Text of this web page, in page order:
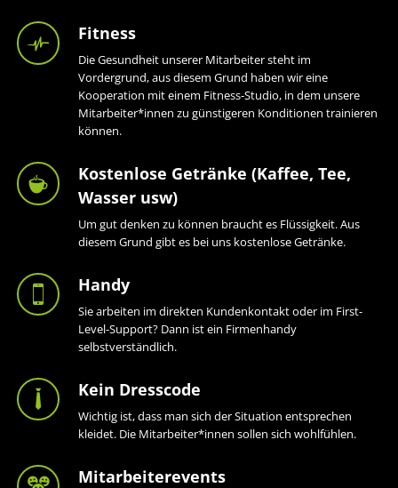
Fitness
Die Gesundheit unserer Mitarbeiter steht im
Vordergrund, aus diesem Grund haben wir eine
Kooperation mit einem Fitness-Studio, in dem unsere
Mitarbeiter*innen zu günstigeren Konditionen trainieren
können.
Kostenlose Getränke (Kaffee, Tee,
Wasser usw)
Um gut denken zu können braucht es Flüssigkeit. Aus
diesem Grund gibt es bei uns kostenlose Getränke.
Handy
Sie arbeiten im direkten Kundenkontakt oder im First-
Level-Support? Dann ist ein Firmenhandy
selbstverständlich.
Kein Dresscode
Wichtig ist, dass man sich der Situation entsprechen
kleidet. Die Mitarbeiter*innen sollen sich wohlfühlen.
Mitarbeiterevents